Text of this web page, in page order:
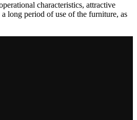
characteristics, attractive
long period of use of the furniture, as